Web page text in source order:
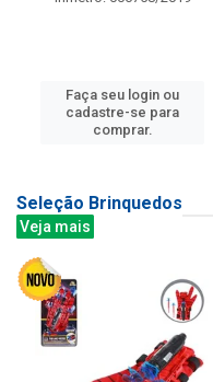
Faça seu login ou
cadastre-se para
comprar.
Seleção Brinquedos
Veja mais